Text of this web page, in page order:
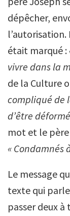
dépêcher,
était marqué :
vivre dans la
de la Culture
compliqué de
d’être
mot et le
« Condamnés
Le message
texte qui
passer deux